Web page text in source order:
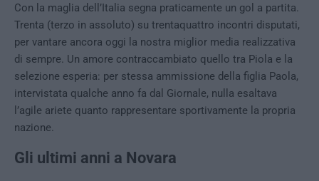
Con la maglia dell’Italia segna praticamente un gol a partita.
Trenta (terzo in assoluto) su trentaquattro incontri disputati,
per vantare ancora oggi la nostra miglior media realizzativa
di sempre. Un amore contraccambiato quello tra Piola e la
selezione esperia: per stessa ammissione della figlia Paola,
intervistata qualche anno fa dal Giornale, nulla esaltava
l’agile ariete quanto rappresentare sportivamente la propria
nazione.
Gli ultimi anni a Novara